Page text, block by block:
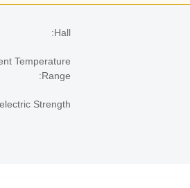
Hall:
Temperature
Range:
Strength: